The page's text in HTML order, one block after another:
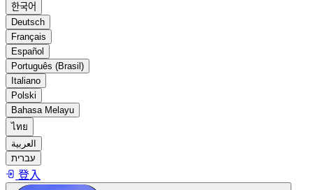
한국어
Deutsch
Français
Español
Português (Brasil)
Italiano
Polski
Bahasa Melayu
ไทย
العربية
עברית
登入